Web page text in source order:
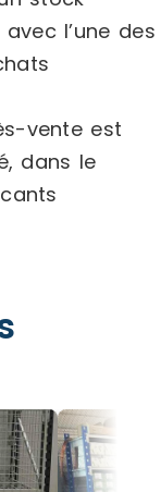
l’une des
vente est
dans le